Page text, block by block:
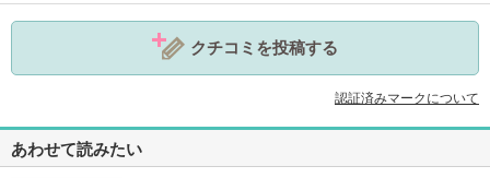
クチコミを投稿する
認証済みマークについて
あわせて読みたい